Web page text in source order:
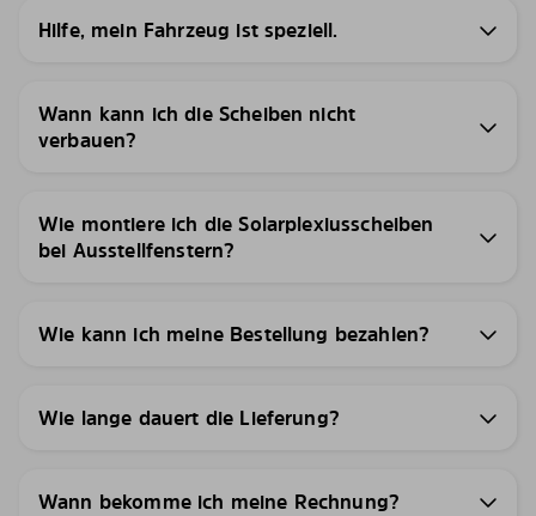
Hilfe, mein Fahrzeug ist speziell.
Wann kann ich die Scheiben nicht
verbauen?
Wie montiere ich die Solarplexiusscheiben
bei Ausstellfenstern?
Wie kann ich meine Bestellung bezahlen?
Wie lange dauert die Lieferung?
Wann bekomme ich meine Rechnung?